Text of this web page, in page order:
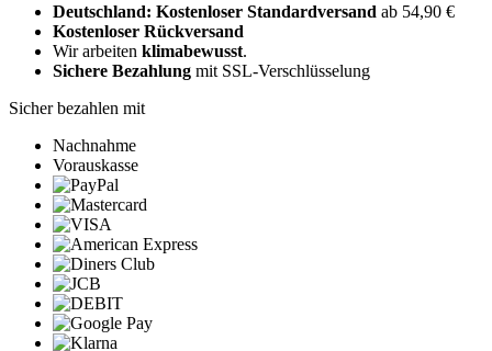
Deutschland: Kostenloser Standardversand ab 54,90 €
Kostenloser Rückversand
Wir arbeiten klimabewusst.
Sichere Bezahlung mit SSL-Verschlüsselung
Sicher bezahlen mit
Nachnahme
Vorauskasse